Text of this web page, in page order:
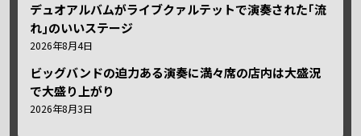
デュオアルバムがライブクァルテットで演奏された｢流
れ｣のいいステージ
2026年8月4日
ビッグバンドの迫力ある演奏に満々席の店内は大盛況
で大盛り上がり
2026年8月3日